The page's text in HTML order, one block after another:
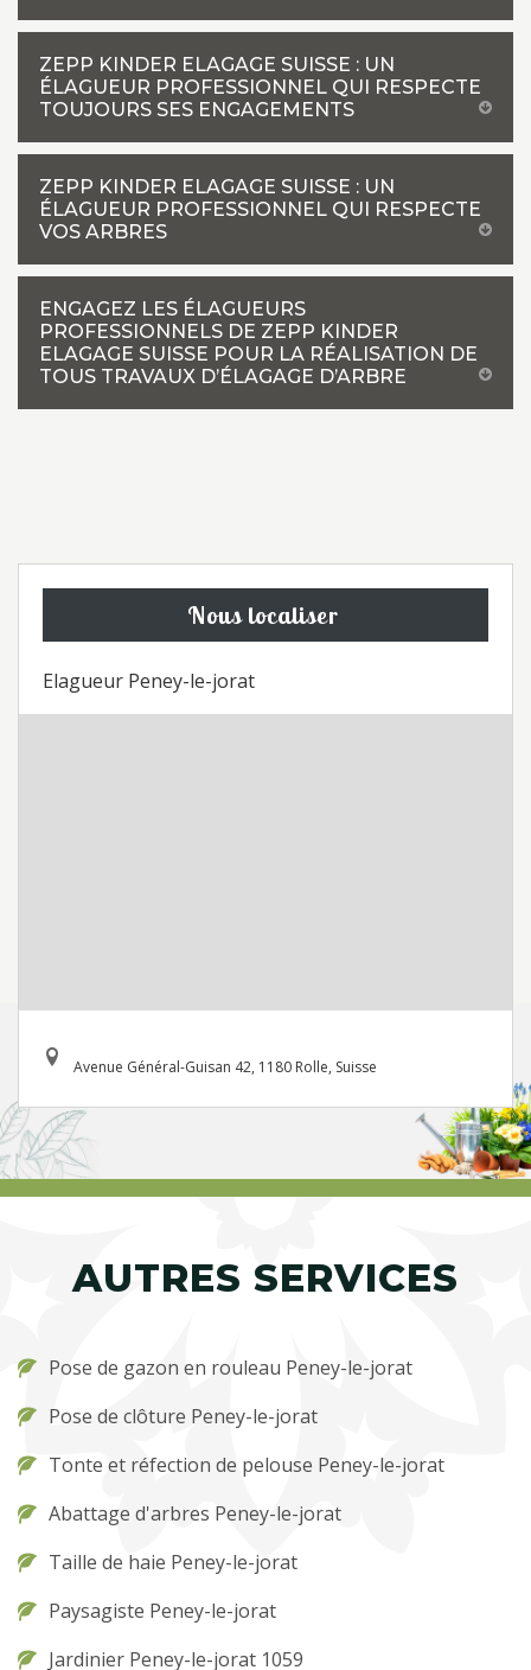
ZEPP KINDER ELAGAGE SUISSE : UN
ÉLAGUEUR PROFESSIONNEL QUI RESPECTE
TOUJOURS SES ENGAGEMENTS
ZEPP KINDER ELAGAGE SUISSE : UN
ÉLAGUEUR PROFESSIONNEL QUI RESPECTE
VOS ARBRES
ENGAGEZ LES ÉLAGUEURS
PROFESSIONNELS DE ZEPP KINDER
ELAGAGE SUISSE POUR LA RÉALISATION DE
TOUS TRAVAUX D’ÉLAGAGE D’ARBRE
Nous localiser
Elagueur Peney-le-jorat
Avenue Général-Guisan 42, 1180 Rolle, Suisse
AUTRES SERVICES
Pose de gazon en rouleau Peney-le-jorat
Pose de clôture Peney-le-jorat
Tonte et réfection de pelouse Peney-le-jorat
Abattage d'arbres Peney-le-jorat
Taille de haie Peney-le-jorat
Paysagiste Peney-le-jorat
Jardinier Peney-le-jorat 1059